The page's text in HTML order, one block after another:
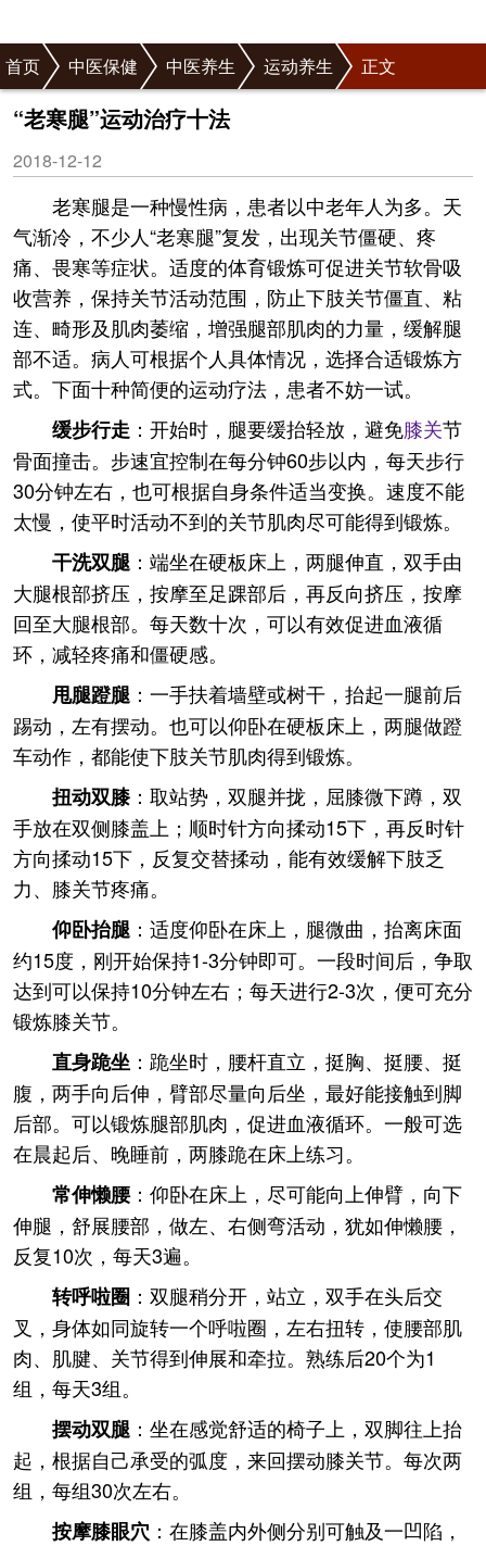
首页 中医保健 中医养生 运动养生 正文
“老寒腿”运动治疗十法
2018-12-12
老寒腿是一种慢性病，患者以中老年人为多。天
气渐冷，不少人“老寒腿”复发，出现关节僵硬、疼
痛、畏寒等症状。适度的体育锻炼可促进关节软骨吸
收营养，保持关节活动范围，防止下肢关节僵直、粘
连、畸形及肌肉萎缩，增强腿部肌肉的力量，缓解腿
部不适。病人可根据个人具体情况，选择合适锻炼方
式。下面十种简便的运动疗法，患者不妨一试。
缓步行走 ：开始时，腿要缓抬轻放，避免膝关节
骨面撞击。步速宜控制在每分钟60步以内，每天步行
30分钟左右，也可根据自身条件适当变换。速度不能
太慢，使平时活动不到的关节肌肉尽可能得到锻炼。
干洗双腿 ：端坐在硬板床上，两腿伸直，双手由
大腿根部挤压，按摩至足踝部后，再反向挤压，按摩
回至大腿根部。每天数十次，可以有效促进血液循
环，减轻疼痛和僵硬感。
甩腿蹬腿 ：一手扶着墙壁或树干，抬起一腿前后
踢动，左有摆动。也可以仰卧在硬板床上，两腿做蹬
车动作，都能使下肢关节肌肉得到锻炼。
扭动双膝：取站势，双腿并拢，屈膝微下蹲，双
手放在双侧膝盖上；顺时针方向揉动15下，再反时针
方向揉动15下，反复交替揉动，能有效缓解下肢乏
力、膝关节疼痛。
仰卧抬腿 ：适度仰卧在床上，腿微曲，抬离床面
约15度，刚开始保持1-3分钟即可。一段时间后，争取
达到可以保持10分钟左右；每天进行2-3次，便可充分
锻炼膝关节。
直身跪坐 ：跪坐时，腰杆直立，挺胸、挺腰、挺
腹，两手向后伸，臂部尽量向后坐，最好能接触到脚
后部。可以锻炼腿部肌肉，促进血液循环。一般可选
在晨起后、晚睡前，两膝跪在床上练习。
常伸懒腰：仰卧在床上，尽可能向上伸臂，向下
伸腿，舒展腰部，做左、右侧弯活动，犹如伸懒腰，
反复10次，每天3遍。
转呼啦圈 ：双腿稍分开，站立，双手在头后交
叉，身体如同旋转一个呼啦圈，左右扭转，使腰部肌
肉、肌腱、关节得到伸展和牵拉。熟练后20个为1
组，每天3组。
摆动双腿 ：坐在感觉舒适的椅子上，双脚往上抬
起，根据自己承受的弧度，来回摆动膝关节。每次两
组，每组30次左右。
按摩膝眼穴 ：在膝盖内外侧分别可触及一凹陷，